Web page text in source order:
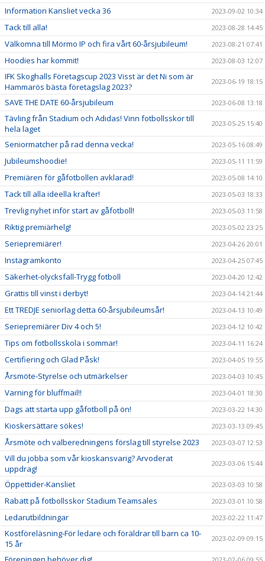
Information Kansliet vecka 36 2023-09-02 10:34
Tack till alla! 2023-08-28 14:45
Välkomna till Mörmo IP och fira vårt 60-årsjubileum! 2023-08-21 07:41
Hoodies har kommit! 2023-08-03 12:07
IFK Skoghalls Företagscup 2023 Visst är det Ni som är
Hammarös bästa företagslag 2023?
2023-06-19 18:15
SAVE THE DATE 60-årsjubileum 2023-06-08 13:18
Tävling från Stadium och Adidas! Vinn fotbollsskor till
hela laget
2023-05-25 15:40
Seniormatcher på rad denna vecka! 2023-05-16 08:49
Jubileumshoodie! 2023-05-11 11:59
Premiären för gåfotbollen avklarad! 2023-05-08 14:10
Tack till alla ideella krafter! 2023-05-03 18:33
Trevlig nyhet inför start av gåfotboll! 2023-05-03 11:58
Riktig premiärhelg! 2023-05-02 23:25
Seriepremiärer! 2023-04-26 20:01
Instagramkonto 2023-04-25 07:45
Säkerhet-olycksfall-Trygg fotboll 2023-04-20 12:42
Grattis till vinst i derbyt! 2023-04-14 21:44
Ett TREDJE seniorlag detta 60-årsjubileumsår! 2023-04-13 10:49
Seriepremiärer Div 4 och 5! 2023-04-12 10:42
Tips om fotbollsskola i sommar! 2023-04-11 16:24
Certifiering och Glad Påsk! 2023-04-05 19:55
Årsmöte-Styrelse och utmärkelser 2023-04-03 10:45
Varning för bluffmail!! 2023-04-01 18:30
Dags att starta upp gåfotboll på ön! 2023-03-22 14:30
Kioskersättare sökes! 2023-03-13 09:45
Årsmöte och valberedningens förslag till styrelse 2023 2023-03-07 12:53
Vill du jobba som vår kioskansvarig? Arvoderat
uppdrag!
2023-03-06 15:44
Öppettider-Kansliet 2023-03-03 10:58
Rabatt på fotbollsskor Stadium Teamsales 2023-03-01 10:58
Ledarutbildningar 2023-02-22 11:47
Kostföreläsning-För ledare och föräldrar till barn ca 10-
15 år
2023-02-09 09:15
2023-02-06 09:55